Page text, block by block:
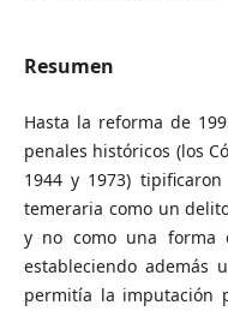
Resumen
Hasta la reforma de
penales históricos (los
1944 y 1973)
temeraria como un
y no como una forma
estableciendo además
permitía la imputación